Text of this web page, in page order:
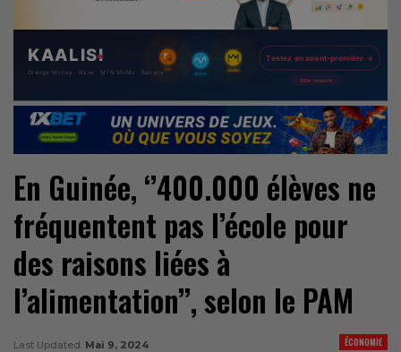
En Guinée, ‘’400.000 élèves ne
fréquentent pas l’école pour
des raisons liées à
l’alimentation’’, selon le PAM
ÉCONOMIE
Last Updated Mai 9, 2024